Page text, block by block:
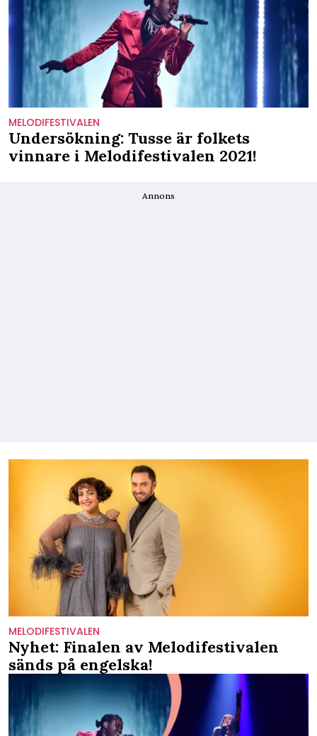
MELODIFESTIVALEN
Undersökning: Tusse är folkets
vinnare i Melodifestivalen 2021!
Annons
MELODIFESTIVALEN
Nyhet: Finalen av Melodifestivalen
sänds på engelska!